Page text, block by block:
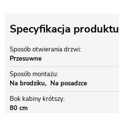
Specyfikacja produktu
Sposób otwierania drzwi
Przesuwne
Sposób montażu
Na brodziku
Na posadzce
Bok kabiny krótszy
80 cm